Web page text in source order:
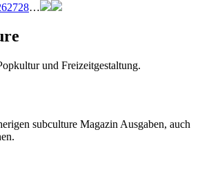
2728…
und Freizeitgestaltung.
subculture Magazin Ausgaben, auch